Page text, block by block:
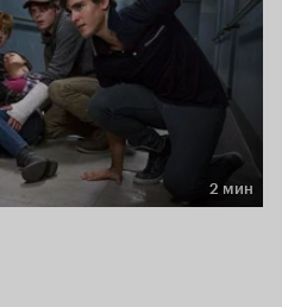
2 мин